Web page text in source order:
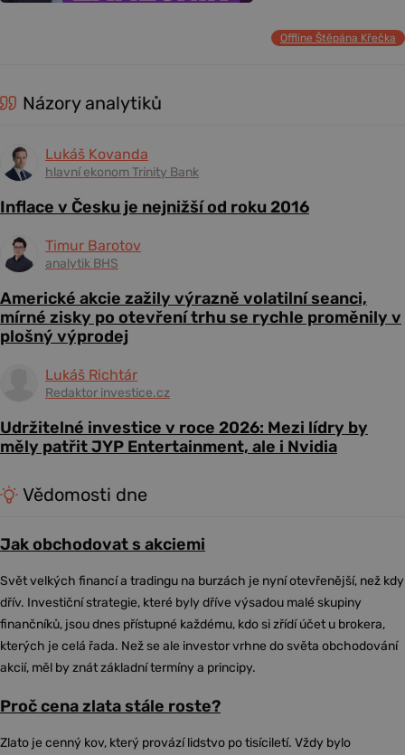
Offline Štěpána Křečka
Názory analytiků
Lukáš Kovanda
hlavní ekonom Trinity Bank
Inflace v Česku je nejnižší od roku 2016
Timur Barotov
analytik BHS
Americké akcie zažily výrazně volatilní seanci,
mírné zisky po otevření trhu se rychle proměnily v
plošný výprodej
Lukáš Richtár
Redaktor investice.cz
Udržitelné investice v roce 2026: Mezi lídry by
měly patřit JYP Entertainment, ale i Nvidia
Vědomosti dne
Jak obchodovat s akciemi
Svět velkých financí a tradingu na burzách je nyní otevřenější, než kdy
dřív. Investiční strategie, které byly dříve výsadou malé skupiny
finančníků, jsou dnes přístupné každému, kdo si zřídí účet u brokera,
kterých je celá řada. Než se ale investor vrhne do světa obchodování
akcií, měl by znát základní termíny a principy.
Proč cena zlata stále roste?
Zlato je cenný kov, který provází lidstvo po tisíciletí. Vždy bylo